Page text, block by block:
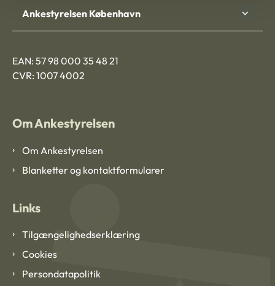
Ankestyrelsen København
EAN: 57 98 000 35 48 21
CVR: 1007 4002
Om Ankestyrelsen
Om Ankestyrelsen
Blanketter og kontaktformularer
Links
Tilgængelighedserklæring
Cookies
Persondatapolitik